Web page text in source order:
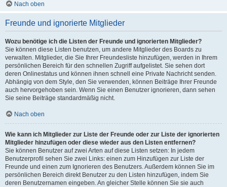
Nach oben
Freunde und ignorierte Mitglieder
Wozu benötige ich die Listen der Freunde und ignorierten Mitglieder?
Sie können diese Listen benutzen, um andere Mitglieder des Boards zu
verwalten. Mitglieder, die Sie Ihrer Freundesliste hinzufügen, werden in Ihrem
persönlichen Bereich für den schnellen Zugriff aufgelistet. Sie sehen dort
deren Onlinestatus und können ihnen schnell eine Private Nachricht senden.
Abhängig von dem Style, den Sie verwenden, können Beiträge Ihrer Freunde
auch hervorgehoben sein. Wenn Sie einen Benutzer ignorieren, dann sehen
Sie seine Beiträge standardmäßig nicht.
Nach oben
Wie kann ich Mitglieder zur Liste der Freunde oder zur Liste der ignorierten
Mitglieder hinzufügen oder diese wieder aus den Listen entfernen?
Sie können Benutzer auf zwei Arten auf diese Listen setzen: In jedem
Benutzerprofil sehen Sie zwei Links: einen zum Hinzufügen zur Liste der
Freunde und einen zum Ignorieren des Benutzers. Außerdem können Sie im
persönlichen Bereich direkt Benutzer zu den Listen hinzufügen, indem Sie
deren Benutzernamen eingeben. An gleicher Stelle können Sie sie auch